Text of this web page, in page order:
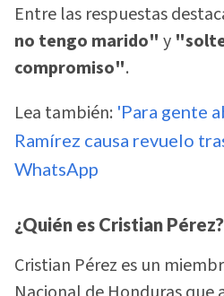
Entre las respuestas
no tengo marido" y
compromiso".
Lea también: 'Para gente
Ramírez causa revuelo
WhatsApp
¿Quién es Cristian Pérez?
Cristian Pérez es un